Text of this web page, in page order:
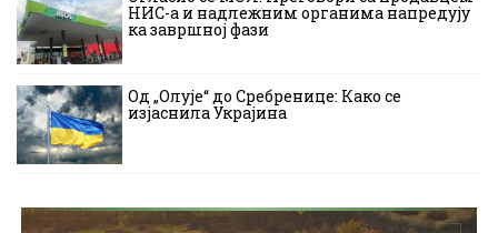
НИС-а и надлежним органима напредују
ка завршној фази
Од „Олује“ до Сребренице: Како се
изјаснила Украјина